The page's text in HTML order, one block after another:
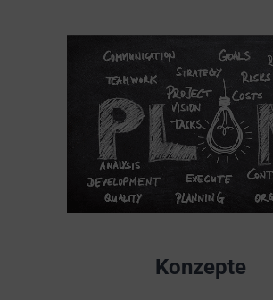
Konzepte